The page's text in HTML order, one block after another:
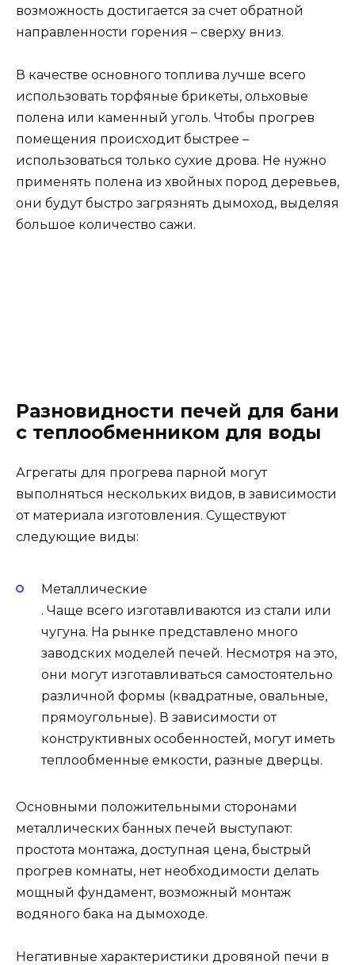
возможность достигается за счет обратной
направленности горения – сверху вниз.
В качестве основного топлива лучше всего
использовать торфяные брикеты, ольховые
полена или каменный уголь. Чтобы прогрев
помещения происходит быстрее –
использоваться только сухие дрова. Не нужно
применять полена из хвойных пород деревьев,
они будут быстро загрязнять дымоход, выделяя
большое количество сажи.
Разновидности печей для бани
с теплообменником для воды
Агрегаты для прогрева парной могут
выполняться нескольких видов, в зависимости
от материала изготовления. Существуют
следующие виды:
Металлические
. Чаще всего изготавливаются из стали или
чугуна. На рынке представлено много
заводских моделей печей. Несмотря на это,
они могут изготавливаться самостоятельно
различной формы (квадратные, овальные,
прямоугольные). В зависимости от
конструктивных особенностей, могут иметь
теплообменные емкости, разные дверцы.
Основными положительными сторонами
металлических банных печей выступают:
простота монтажа, доступная цена, быстрый
прогрев комнаты, нет необходимости делать
мощный фундамент, возможный монтаж
водяного бака на дымоходе.
Негативные характеристики дровяной печи в